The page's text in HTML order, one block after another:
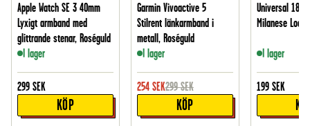
Apple Watch SE 3 40mm
Lyxigt armband med
glittrande stenar, Roséguld
I lager
299 SEK
KÖP
Garmin Vivoactive 5
Stilrent länkarmband i
metall, Roséguld
I lager
254 SEK299 SEK
KÖP
Universal
Milanese
I lager
199 SEK